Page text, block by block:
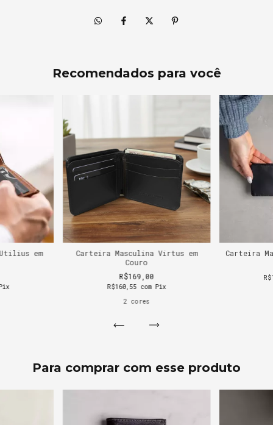
Recomendados para você
em
Carteira Masculina Virtus em
Couro
R$169,00
R$160,55 com Pix
2 cores
Carteira
Para comprar com esse produto